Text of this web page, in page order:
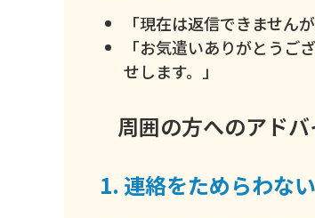
「現在は返信できません
「お気遣いありがとうご
せします。」
周囲の方へのアドバ
1. 連絡をためらわない